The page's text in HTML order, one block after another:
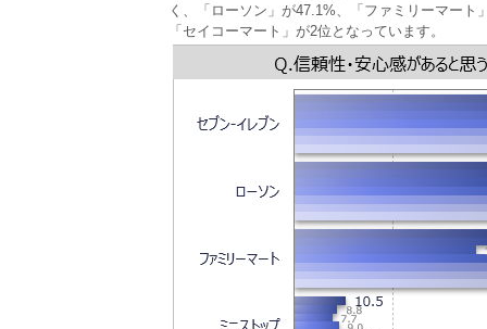
く、「ローソン」が47.1%、「ファミリーマー
「セイコーマート」が2位となっています。